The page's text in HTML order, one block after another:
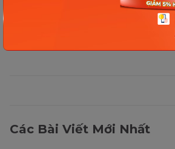
Các Bài Viết Mới Nhất